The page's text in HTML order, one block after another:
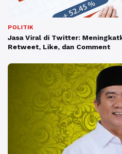
POLITIK
Jasa Viral di Twitter:
Retweet, Like, dan Comment